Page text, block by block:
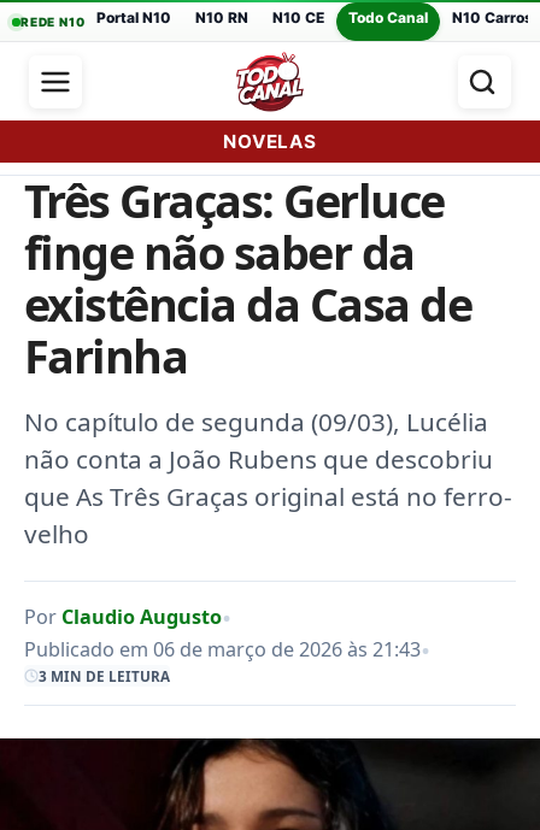
REDE N10 Portal N10 N10 RN N10 CE Todo Canal N10 Carros
NOVELAS
Três Graças: Gerluce
finge não saber da
existência da Casa de
Farinha
No capítulo de segunda (09/03), Lucélia
não conta a João Rubens que descobriu
que As Três Graças original está no ferro-
velho
Por Claudio Augusto•
Publicado em 06 de março de 2026 às 21:43•
3 MIN DE LEITURA